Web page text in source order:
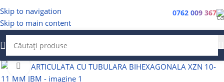
Skip to navigation
Skip to main content
0762 009 367
Faceți clic pentru a mări